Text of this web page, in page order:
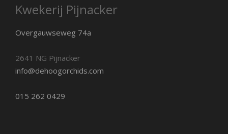
Kwekerij Pijnacker
Overgauwseweg 74a
2641 NG Pijnacker
info@dehoogorchids.com
015 262 0429